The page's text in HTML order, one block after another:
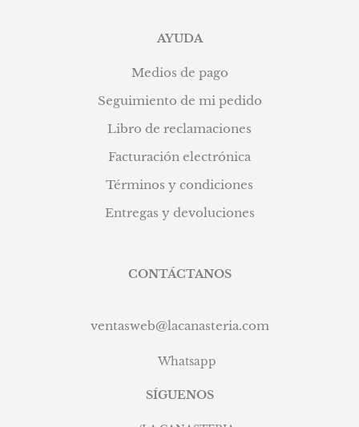
AYUDA
Medios de pago
Seguimiento de mi pedido
Libro de reclamaciones
Facturación electrónica
Términos y condiciones
Entregas y devoluciones
CONTÁCTANOS
ventasweb@lacanasteria.com
Whatsapp
SÍGUENOS